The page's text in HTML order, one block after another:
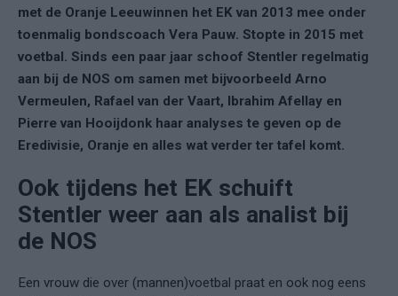
met de Oranje Leeuwinnen het EK van 2013 mee onder
toenmalig bondscoach Vera Pauw. Stopte in 2015 met
voetbal. Sinds een paar jaar schoof Stentler regelmatig
aan bij de NOS om samen met bijvoorbeeld Arno
Vermeulen, Rafael van der Vaart, Ibrahim Afellay en
Pierre van Hooijdonk haar analyses te geven op de
Eredivisie, Oranje en alles wat verder ter tafel komt.
Ook tijdens het EK schuift
Stentler weer aan als analist bij
de NOS
Een vrouw die over (mannen)voetbal praat en ook nog eens